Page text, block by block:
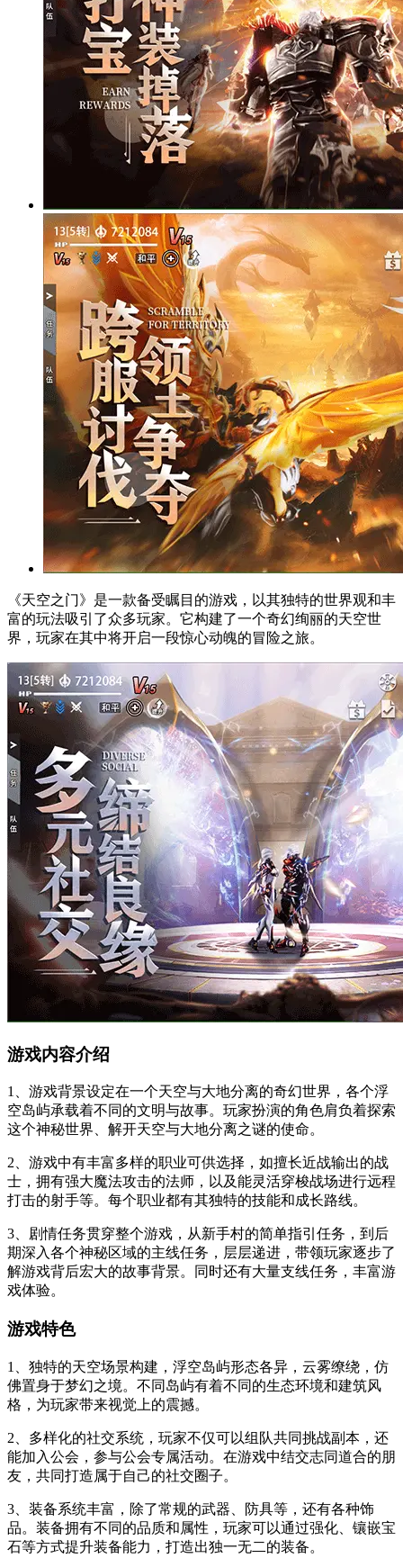
《天空之门》是一款备受瞩目的游戏，以其独特的世界观和丰
富的玩法吸引了众多玩家。它构建了一个奇幻绚丽的天空世
界，玩家在其中将开启一段惊心动魄的冒险之旅。
游戏内容介绍
1、游戏背景设定在一个天空与大地分离的奇幻世界，各个浮
空岛屿承载着不同的文明与故事。玩家扮演的角色肩负着探索
这个神秘世界、解开天空与大地分离之谜的使命。
2、游戏中有丰富多样的职业可供选择，如擅长近战输出的战
士，拥有强大魔法攻击的法师，以及能灵活穿梭战场进行远程
打击的射手等。每个职业都有其独特的技能和成长路线。
3、剧情任务贯穿整个游戏，从新手村的简单指引任务，到后
期深入各个神秘区域的主线任务，层层递进，带领玩家逐步了
解游戏背后宏大的故事背景。同时还有大量支线任务，丰富游
戏体验。
游戏特色
1、独特的天空场景构建，浮空岛屿形态各异，云雾缭绕，仿
佛置身于梦幻之境。不同岛屿有着不同的生态环境和建筑风
格，为玩家带来视觉上的震撼。
2、多样化的社交系统，玩家不仅可以组队共同挑战副本，还
能加入公会，参与公会专属活动。在游戏中结交志同道合的朋
友，共同打造属于自己的社交圈子。
3、装备系统丰富，除了常规的武器、防具等，还有各种饰
品。装备拥有不同的品质和属性，玩家可以通过强化、镶嵌宝
石等方式提升装备能力，打造出独一无二的装备。